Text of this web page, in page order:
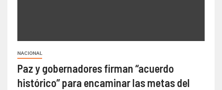
NACIONAL
Paz y gobernadores firman “acuerdo
histórico” para encaminar las metas del